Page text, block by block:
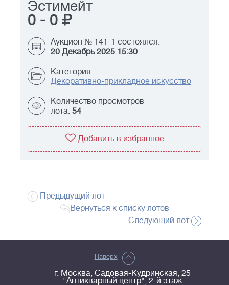
Эстимейт
0 - 0
Аукцион № 141-1 состоялся:
20 Декабрь 2025 15:30
Категория:
Декоративно-прикладное искусство
Количество просмотров
лота: 54
Добавить в избранное
Предыдущий лот
Вернуться к списку лотов
Следующий лот
Наверх
г. Москва, Садовая-Кудринская, 25
"Антикварный центр", 2-й этаж